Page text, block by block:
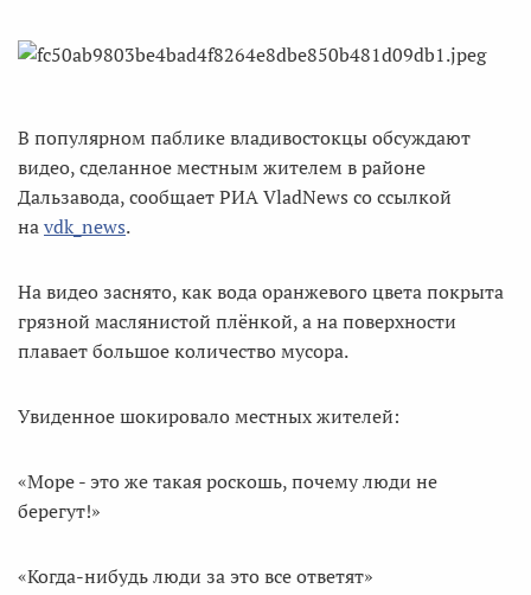
В популярном паблике владивостокцы обсуждают
видео, сделанное местным жителем в районе
Дальзавода, сообщает РИА VladNews со ссылкой
наvdk_news.
На видео заснято, как вода оранжевого цвета покрыта
грязной маслянистой плёнкой, а на поверхности
плавает большое количество мусора.
Увиденное шокировало местных жителей:
«Море - это же такая роскошь, почему люди не
берегут!»
«Когда-нибудь люди за это все ответят»